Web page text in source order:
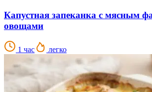
Капустная запеканка с мясным
овощами
1 час легко